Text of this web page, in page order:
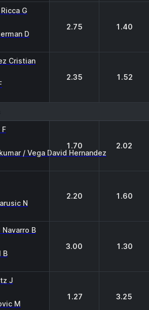
G
D
2.75 1.40
Cristian
2.35 1.52
F
/ Vega David Hernandez
1.70 2.02
N
2.20 1.60
B
B
3.00 1.30
J
M
1.27 3.25